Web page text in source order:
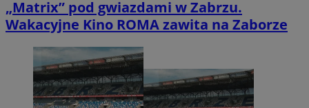
„Matrix” pod gwiazdami w Zabrzu.
Wakacyjne Kino ROMA zawita na Zaborze